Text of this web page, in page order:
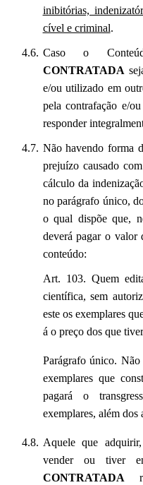
inibitórias,
cível e criminal.
Caso o
CONTRATADA
e/ou utilizado em
pela contrafação e/
responder
Não havendo forma
prejuízo causado
cálculo da
no parágrafo único,
o qual dispõe que,
deverá pagar o valor
conteúdo:
Art. 103. Quem
científica, sem
este os exemplares
á o preço dos que
Parágrafo único.
exemplares que
pagará o
exemplares, além dos
Aquele que
vender ou tiver
CONTRATADA